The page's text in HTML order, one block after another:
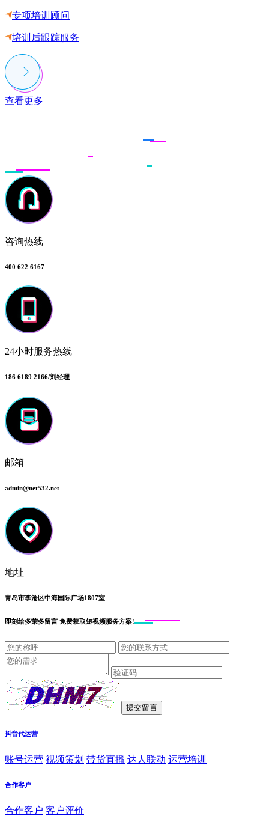
专项培训顾问
培训后跟踪服务
查看更多
咨询热线
400 622 6167
24小时服务热线
186 6189 2166/刘经理
邮箱
admin@net532.net
地址
青岛市李沧区中海国际广场1807室
即刻给多荣多留言 免费获取短视频服务方案!
抖音代运营
账号运营 视频策划 带货直播 达人联动 运营培训
合作客户
合作客户 客户评价